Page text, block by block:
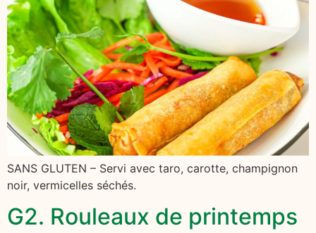
SANS GLUTEN – Servi avec taro, carotte, champignon
noir, vermicelles séchés.
G2. Rouleaux de printemps